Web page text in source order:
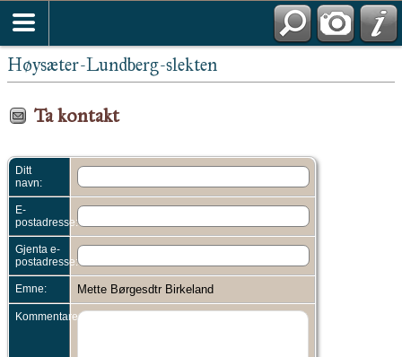
Høysæter-Lundberg-slekten
Ta kontakt
Ditt
navn:
E-
postadresse:
Gjenta e-
postadresse:
Emne: Mette Børgesdtr Birkeland
Kommentarer: